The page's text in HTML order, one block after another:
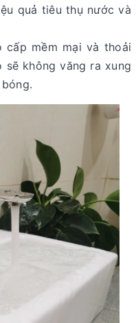
quả tiêu thụ nước và
cấp mềm mại và thoải
sẽ không văng ra xung